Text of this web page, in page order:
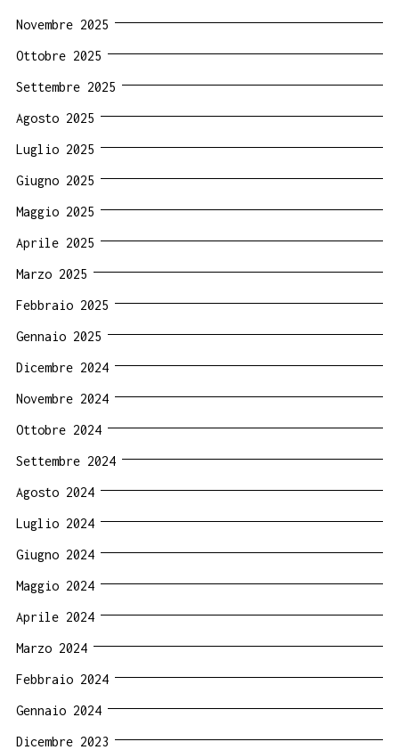
Novembre 2025
Ottobre 2025
Settembre 2025
Agosto 2025
Luglio 2025
Giugno 2025
Maggio 2025
Aprile 2025
Marzo 2025
Febbraio 2025
Gennaio 2025
Dicembre 2024
Novembre 2024
Ottobre 2024
Settembre 2024
Agosto 2024
Luglio 2024
Giugno 2024
Maggio 2024
Aprile 2024
Marzo 2024
Febbraio 2024
Gennaio 2024
Dicembre 2023